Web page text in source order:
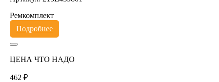
Ремкомплект
Подробнее
ЦЕНА ЧТО НАДО
462 ₽